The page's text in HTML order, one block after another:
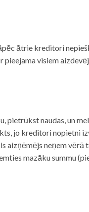
ātrie kreditori
pieejama visiem
pietrūkst naudas, un
jo kreditori nopietni
aizņēmējs neņem
mazāku summu